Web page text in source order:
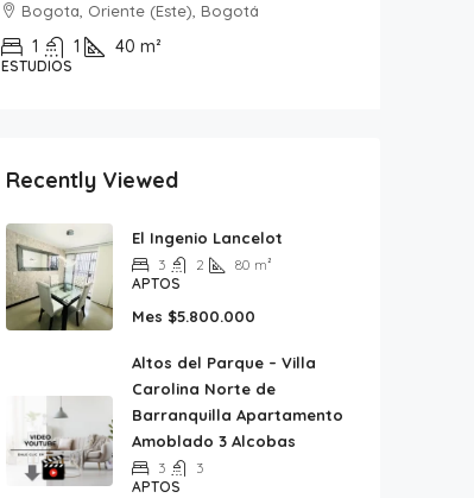
Bogota, Oriente (Este), Bogotá
1 1 40 m²
ESTUDIOS
Recently Viewed
El Ingenio Lancelot
3 2 80 m²
APTOS
Mes $5.800.000
Altos del Parque – Villa
Carolina Norte de
Barranquilla Apartamento
Amoblado 3 Alcobas
3
3
APTOS